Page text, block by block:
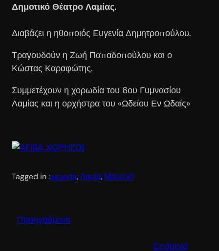
Δημοτικό Θέατρο Λαμίας.
Διαβάζει η ηθοποιός Ευγενία Δημητροπούλου.
Τραγουδούν η Ζωή Παπαδοπούλου και ο
Κώστας Καραφώτης.
Συμμετέχουν η χορωδία του 6ου Γυμνασίου
Λαμίας και η ορχήστρα του «Ωδείου Εν Ωδαίς»
Tagged in :agenda, Λαμία, Μουσική
Προηγούμενο
Επόμενο